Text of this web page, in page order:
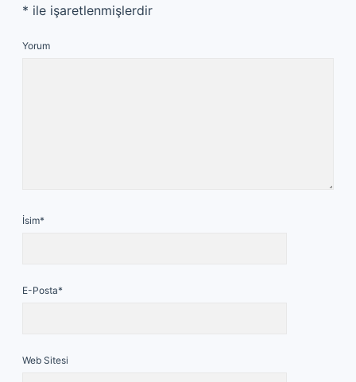
* ile işaretlenmişlerdir
Yorum
İsim*
E-Posta*
Web Sitesi